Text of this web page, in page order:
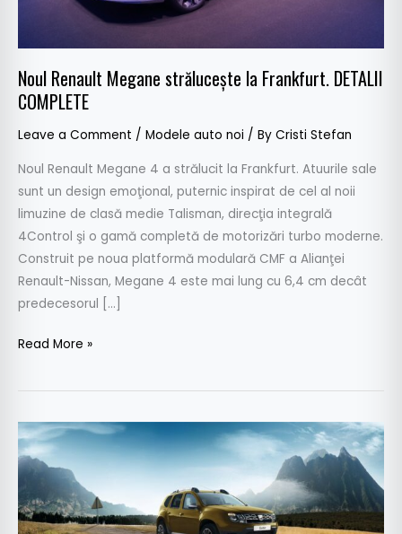
Noul Renault Megane străluceşte la Frankfurt. DETALII
COMPLETE
Leave a Comment / Modele auto noi / By Cristi Stefan
Noul Renault Megane 4 a strălucit la Frankfurt. Atuurile sale
sunt un design emoţional, puternic inspirat de cel al noii
limuzine de clasă medie Talisman, direcţia integrală
4Control şi o gamă completă de motorizări turbo moderne.
Construit pe noua platformă modulară CMF a Alianţei
Renault-Nissan, Megane 4 este mai lung cu 6,4 cm decât
predecesorul […]
COMPLETE
Read More »
Noutățile
Dacia
la
Frankfurt:
Easy-